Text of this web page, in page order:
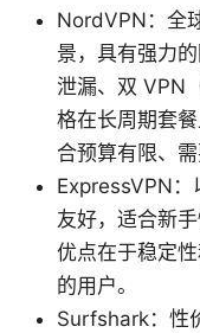
NordVPN：全
景，具有强力
泄漏、双 VPN
格在长周期套
合预算有限、
ExpressVPN：
友好，适合新
优点在于稳定
的用户。
Surfshark：性